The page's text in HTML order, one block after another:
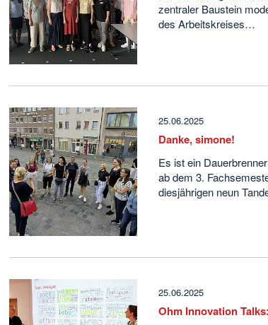
zentraler Baustein
des Arbeitskreises…
25.06.2025
Danke, simone!
Es ist ein
ab dem 3.
diesjährigen neun
25.06.2025
Ohm Innovation